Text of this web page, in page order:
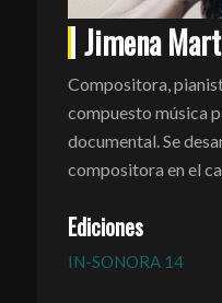
Jimena
Compositora,
compuesto música
documental. Se
compositora en el
Ediciones
IN-SONORA 14